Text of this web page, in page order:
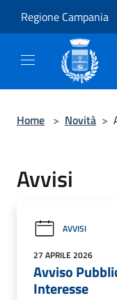
Regione Campania
Home > Novità >
Avvisi
AVVISI
27 APRILE 2026
Avviso
Interesse